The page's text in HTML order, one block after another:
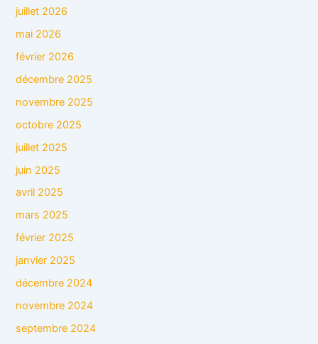
juillet 2026
mai 2026
février 2026
décembre 2025
novembre 2025
octobre 2025
juillet 2025
juin 2025
avril 2025
mars 2025
février 2025
janvier 2025
décembre 2024
novembre 2024
septembre 2024